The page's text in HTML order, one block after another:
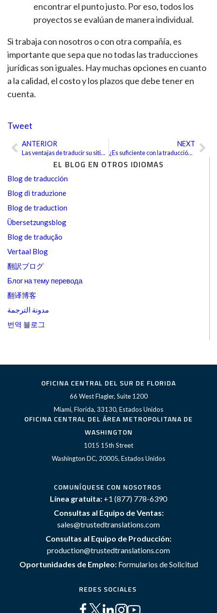
EL BLOG EN OTROS IDIOMAS
Blog de traducción
Blog di traduzione
Blog de traduction
Übersetzungsblog
Blog de tradução
Vertaal Blog
翻訳ブログ
Блог на тему перевода
翻译博客
مدونة الترجمة
번역 블로그
encontrar el punto justo. Por eso, todos los
proyectos se evalúan de manera individual.
Si trabaja con nosotros o con otra compañía, es
importante que sepa que no todas las traducciones
jurídicas son iguales. Hay muchas opciones en cuanto
a la calidad, el costo y los plazos que debe tener en
cuenta.
Tweet
AntANTERIOR
Las ventajas de traducir su sitio web
NEXT
¿Es suficiente con la traducción, o necesito una localización también?
OFICINA CENTRAL DEL SUR DE FLORIDA
66 West Flagler, Suite 1200
Miami, Florida, 33130, Estados Unidos
OFICINA CENTRAL DEL ÁREA METROPOLITANA DE
WASHINGTON
1015 15th Street
Washington DC, 20005, Estados Unidos
COMUNÍQUESE CON NOSOTROS
Línea gratuita: +1 (877) 778-6390
Consultas al Equipo de Ventas:
sales@trustedtranslations.com
Consultas al Equipo de Producción:
production@trustedtranslations.com
Oportunidades de Empleo: Formularios de Solicitud
REDES SOCIALES